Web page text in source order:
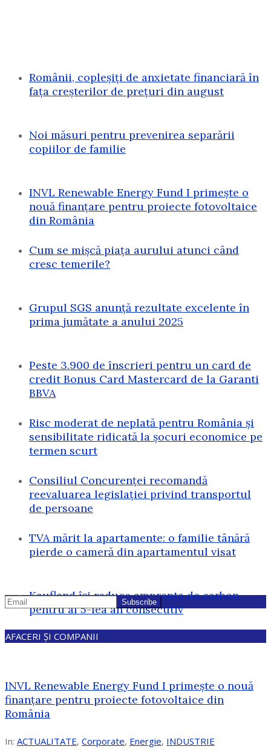
Românii, copleșiți de anxietate financiară în
fața creșterilor de prețuri din august
Noi măsuri pentru prevenirea separării
copiilor de familie
INVL Renewable Energy Fund I primește o
nouă finanțare pentru proiecte fotovoltaice
din România
Cum se mișcă piața aurului atunci când
cresc temerile?
Grupul SGS anunță rezultate excelente în
prima jumătate a anului 2025
Peste 3.900 de înscrieri pentru un card de
credit Bonus Card Mastercard de la Garanti
BBVA
Risc moderat de neplată pentru România și
sensibilitate ridicată la șocuri economice pe
termen scurt
Consiliul Concurenței recomandă
reevaluarea legislației privind transportul
de persoane
TVA mărit la apartamente: o familie tânără
pierde o cameră din apartamentul visat
Kaufland își reduce amprenta de carbon
pentru al 5-lea an consecutiv
AFACERI ȘI COMPANII
INVL Renewable Energy Fund I primește o nouă
finanțare pentru proiecte fotovoltaice din
România
In: ACTUALITATE, Corporate, Energie, INDUSTRIE